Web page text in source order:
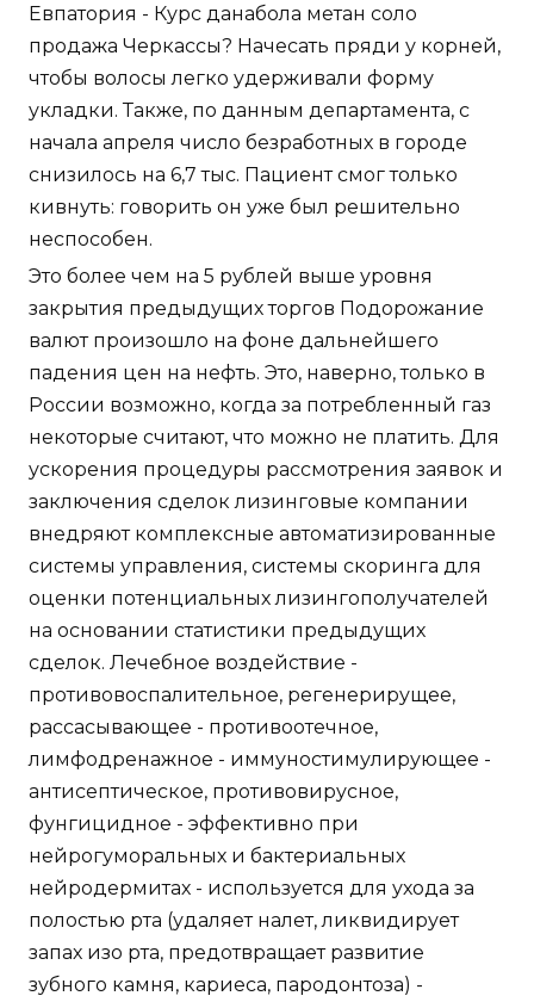
Евпатория - Курс данабола метан соло
продажа Черкассы? Начесать пряди у корней,
чтобы волосы легко удерживали форму
укладки. Также, по данным департамента, с
начала апреля число безработных в городе
снизилось на 6,7 тыс. Пациент смог только
кивнуть: говорить он уже был решительно
неспособен.
Это более чем на 5 рублей выше уровня
закрытия предыдущих торгов Подорожание
валют произошло на фоне дальнейшего
падения цен на нефть. Это, наверно, только в
России возможно, когда за потребленный газ
некоторые считают, что можно не платить. Для
ускорения процедуры рассмотрения заявок и
заключения сделок лизинговые компании
внедряют комплексные автоматизированные
системы управления, системы скоринга для
оценки потенциальных лизингополучателей
на основании статистики предыдущих
сделок. Лечебное воздействие -
противовоспалительное, регенерирущее,
рассасывающее - противоотечное,
лимфодренажное - иммуностимулирующее -
антисептическое, противовирусное,
фунгицидное - эффективно при
нейрогуморальных и бактериальных
нейродермитах - используется для ухода за
полостью рта (удаляет налет, ликвидирует
запах изо рта, предотвращает развитие
зубного камня, кариеса, пародонтоза) -